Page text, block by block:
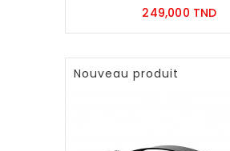
249,000 TNDPrix
Nouveau produit